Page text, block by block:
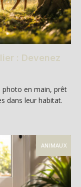
: Devenez
photo en main, prêt
dans leur habitat.
ANIMAUX